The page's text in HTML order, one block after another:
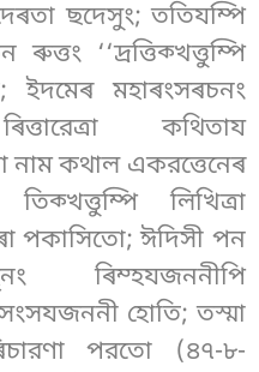
ছদেসুং; ততিযম্পি
ৰুত্তং ‘‘দ্ৰত্তিক্খত্তুম্পি
ইদমেৰ মহাৰংসৰচনং
কথিতায
নাম কথাল একরত্তেনেৰ
তিক্খত্তুম্পি লিখিত্ৰা
পকাসিতো; ঈদিসী পন
ৰিম্হযজননীপি
হোতি; তস্মা
পরতো (৪৭-৮-